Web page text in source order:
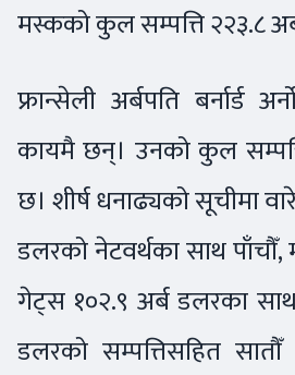
मस्कको कुल सम्पत्ति २२३.८
फ्रान्सेली अर्बपति बर्नार्ड
कायमै छन्। उनको कुल
छ। शीर्ष धनाढ्यको सूचीमा
डलरको नेटवर्थका साथ पाँचौँ,
गेट्स १०२.९ अर्ब डलरका
डलरको सम्पत्तिसहित सातौँ